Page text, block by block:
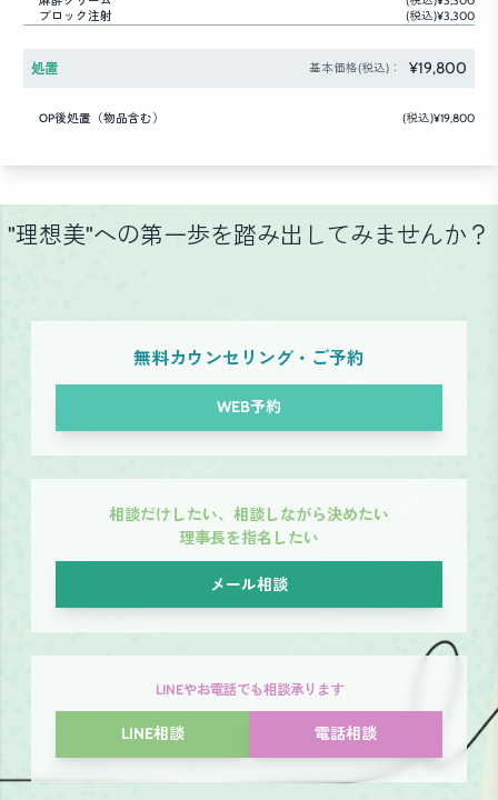
ブロック注射
(税込)¥3,300
処置 基本価格(税込)： ¥19,800
OP後処置（物品含む） (税込)¥19,800
"理想美"への第一歩を踏み出してみませんか？
無料カウンセリング・ご予約
WEB予約
相談だけしたい、相談しながら決めたい
理事長を指名したい
メール相談
LINEやお電話でも相談承ります
LINE相談 電話相談